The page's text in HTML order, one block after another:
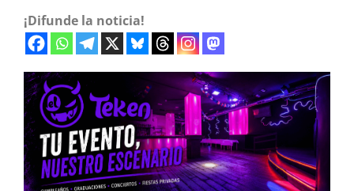
¡Difunde la noticia!